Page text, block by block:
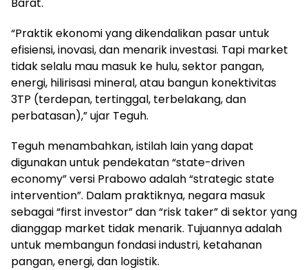
“Praktik ekonomi yang dikendalikan pasar untuk
efisiensi, inovasi, dan menarik investasi. Tapi market
tidak selalu mau masuk ke hulu, sektor pangan,
energi, hilirisasi mineral, atau bangun konektivitas
3TP (terdepan, tertinggal, terbelakang, dan
perbatasan),” ujar Teguh.
Teguh menambahkan, istilah lain yang dapat
digunakan untuk pendekatan “state-driven
economy” versi Prabowo adalah “strategic state
intervention”. Dalam praktiknya, negara masuk
sebagai “first investor” dan “risk taker” di sektor yang
dianggap market tidak menarik. Tujuannya adalah
untuk membangun fondasi industri, ketahanan
pangan, energi, dan logistik.